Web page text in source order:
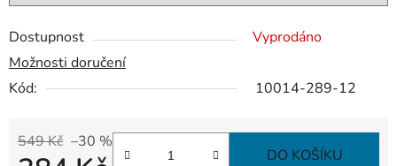
Dostupnost
Vyprodáno
Možnosti doručení
Kód:
10014-289-12
549 Kč –30 %
DO KOŠÍKU